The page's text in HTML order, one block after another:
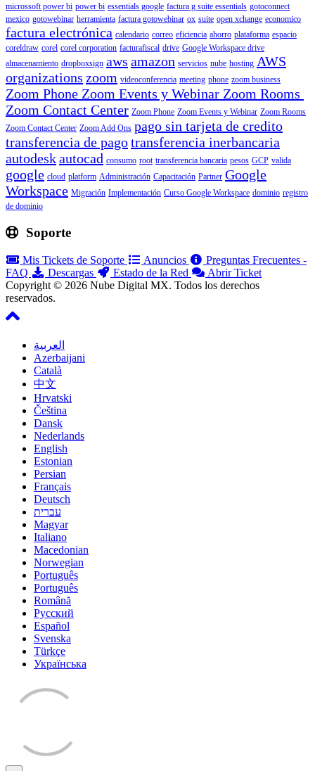
microssoft power bi power bi essentials google factura g suite essentials gotoconnect
mexico gotowebinar herramienta factura gotowebinar ox suite open xchange economico
factura electrónica calendario correo eficiencia ahorro plataforma espacio
coreldraw corel corel corporation facturafiscal drive Google Workspace drive
almacenamiento dropboxsign aws amazon servicios nube hosting AWS
organizations zoom videoconferencia meeting phone zoom business
Zoom Phone Zoom Events y Webinar Zoom Rooms
Zoom Contact Center Zoom Phone Zoom Events y Webinar Zoom Rooms
Zoom Contact Center Zoom Add Ons pago sin tarjeta de credito
transferencia de pagotransferencia inerbancaria
autodeskautocad consumo root transferencia bancaria pesos GCP valida
google cloud platform Administración Capacitación Partner Google
Workspace Migración Implementación Curso Google Workspace dominio registro
de dominio
Soporte
Mis Tickets de Soporte Anuncios
Preguntas Frecuentes -
FAQ
Descargas Estado de la Red
Abrir Ticket
Copyright © 2026 Nube Digital MX. Todos los derechos
reservados.
العربية
Azerbaijani
Català
中文
Hrvatski
Čeština
Dansk
Nederlands
English
Estonian
Persian
Français
Deutsch
עברית
Magyar
Italiano
Macedonian
Norwegian
Português
Português
Română
Русский
Español
Svenska
Türkçe
Українська